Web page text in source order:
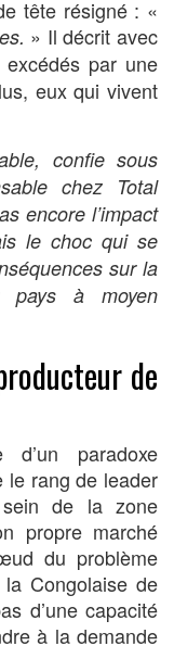
tête résigné : «
» Il décrit avec
excédés par une
eux qui vivent
confie sous
chez Total
encore l’impact
le choc qui se
sur la
pays à moyen
de
d’un paradoxe
le rang de leader
de la zone
propre marché
du problème
Congolaise de
d’une capacité
à la demande